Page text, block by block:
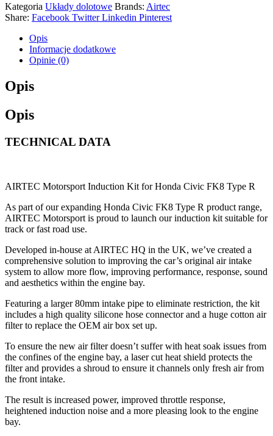
Kategoria Układy dolotowe Brands: Airtec
Share: Facebook Twitter Linkedin Pinterest
Opis
Informacje dodatkowe
Opinie (0)
Opis
Opis
TECHNICAL DATA
AIRTEC Motorsport Induction Kit for Honda Civic FK8 Type R
As part of our expanding Honda Civic FK8 Type R product range,
AIRTEC Motorsport is proud to launch our induction kit suitable for
track or fast road use.
Developed in-house at AIRTEC HQ in the UK, we’ve created a
comprehensive solution to improving the car’s original air intake
system to allow more flow, improving performance, response, sound
and aesthetics within the engine bay.
Featuring a larger 80mm intake pipe to eliminate restriction, the kit
includes a high quality silicone hose connector and a huge cotton air
filter to replace the OEM air box set up.
To ensure the new air filter doesn’t suffer with heat soak issues from
the confines of the engine bay, a laser cut heat shield protects the
filter and provides a shroud to ensure it channels only fresh air from
the front intake.
The result is increased power, improved throttle response,
heightened induction noise and a more pleasing look to the engine
bay.